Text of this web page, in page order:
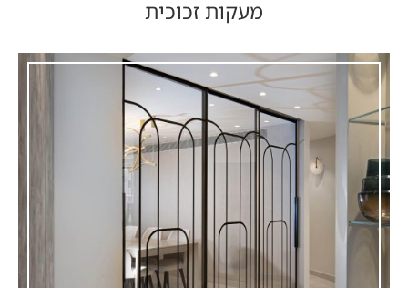
מעקות זכוכית